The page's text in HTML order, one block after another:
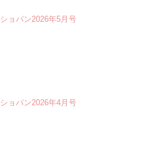
ショパン2026年5月号
ショパン2026年4月号